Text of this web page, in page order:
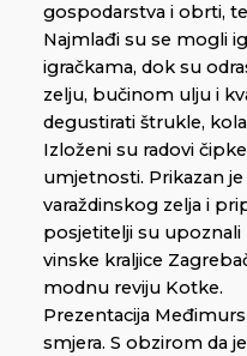
gospodarstva i obrti,
Najmlađi su se mogli
igračkama, dok su
zelju, bučinom ulju i
degustirati štrukle,
Izloženi su radovi
umjetnosti. Prikazan
varaždinskog zelja i
posjetitelji su
vinske kraljice
modnu reviju Kotke.
Prezentacija
smjera. S obzirom da